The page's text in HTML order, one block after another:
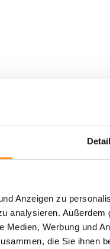
Anzeigen zu
analysieren.
Medien, Werbung und
die Sie ihnen
Innenräume als auch für den